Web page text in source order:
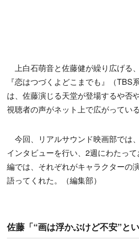
上白石萌音と佐藤健が繰り広げる
『恋はつづくよどこまでも』（TBS
は、佐藤演じる天堂が登場するや否
視聴者の声がネット上で広がっている
今回、リアルサウンド映画部では
インタビューを行い、2週にわたっ
編では、それぞれがキャラクターの
語ってくれた。（編集部）
佐藤「“画は浮かぶけど不安”とい